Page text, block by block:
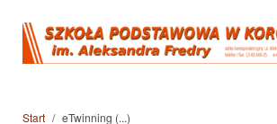
Start eTwinning (...)